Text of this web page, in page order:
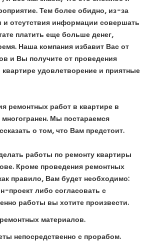
Тем более обидно, из-за
и отсутствия информации совершать
платить еще больше денег,
Наша компания избавит Вас от
и Вы получите от проведения
удовлетворение и приятные
ремонтных работ в квартире в
Мы постараемся
о том, что Вам предстоит.
работы по ремонту квартиры
Кроме проведения ремонтных
правило, Вам будет необходимо:
проект либо согласовать с
работы вы хотите произвести.
материалов.
непосредственно с прорабом.